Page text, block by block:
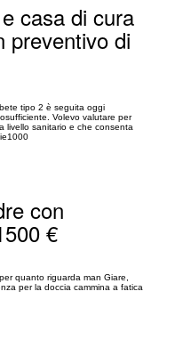
casa di cura
preventivo di
tipo 2 è seguita oggi
Volevo valutare per
livello sanitario e che consenta
con
€
quanto riguarda man Giare,
per la doccia cammina a fatica